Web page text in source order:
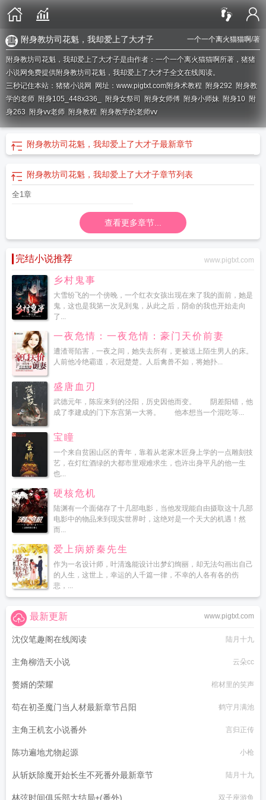
一个一个离火猫猫啊/著
附身教坊司花魁，我却爱上了大才子
附身教坊司花魁，我却爱上了大才子是由作者：一个一个离火猫猫啊所著，猪猪
小说网免费提供附身教坊司花魁，我却爱上了大才子全文在线阅读。
三秒记住本站：猪猪小说网 网址：www.pigtxt.com附身术教程 附身292 附身教
学的老师 附身105_448x336_ 附身女祭司 附身女师傅 附身小师妹 附身10 附
身263 附身vv老师 附身教程 附身教学的老师vv
附身教坊司花魁，我却爱上了大才子最新章节
附身教坊司花魁，我却爱上了大才子章节列表
全1章
查看更多章节...
完结小说推荐 www.pigtxt.com
乡村鬼事
大雪纷飞的一个傍晚，一个红衣女孩出现在来了我的面前，她是
鬼，这也是我第一次见到鬼，从此之后，阴命的我也开始走向
了...
一夜危情：一夜危情：豪门天价前妻
遭渣哥陷害，一夜之间，她失去所有，更被送上陌生男人的床。
人前他冷绝霸道，衣冠楚楚。人后禽兽不如，将她扑...
盛唐血刃
武德元年，陈应来到的泾阳，历史因他而变。 阴差阳错，他
成了李建成的门下东宫第一大将。 他本想当一个混吃等...
宝瞳
一个来自贫困山区的青年，靠着从老家木匠身上学的一点雕刻技
艺，在灯红酒绿的大都市里艰难求生，也许出身平凡的他一生
也...
硬核危机
陆渊有一个面储存了十几部电影，当他发现能自由摄取这十几部
电影中的物品来到现实世界时，这绝对是一个天大的机遇！然
而...
爱上病娇秦先生
作为一名设计师，叶清逸能设计出梦幻绚丽，却无法勾画出自己
的人生，这世上，幸运的人千篇一律，不幸的人各有各的伤
悲，...
www.pigtxt.com
最新更新
沈仪笔趣阁在线阅读 陆月十九
主角柳浩天小说 云朵cc
赘婿的荣耀 棺材里的笑声
苟在初圣魔门当人材最新章节吕阳 鹤守月满池
主角王机玄小说番外 言归正传
陈功遍地尤物起源 小枪
从斩妖除魔开始长生不死番外最新章节 陆月十九
林弦时间俱乐部大结局+(番外) 双子座游鱼